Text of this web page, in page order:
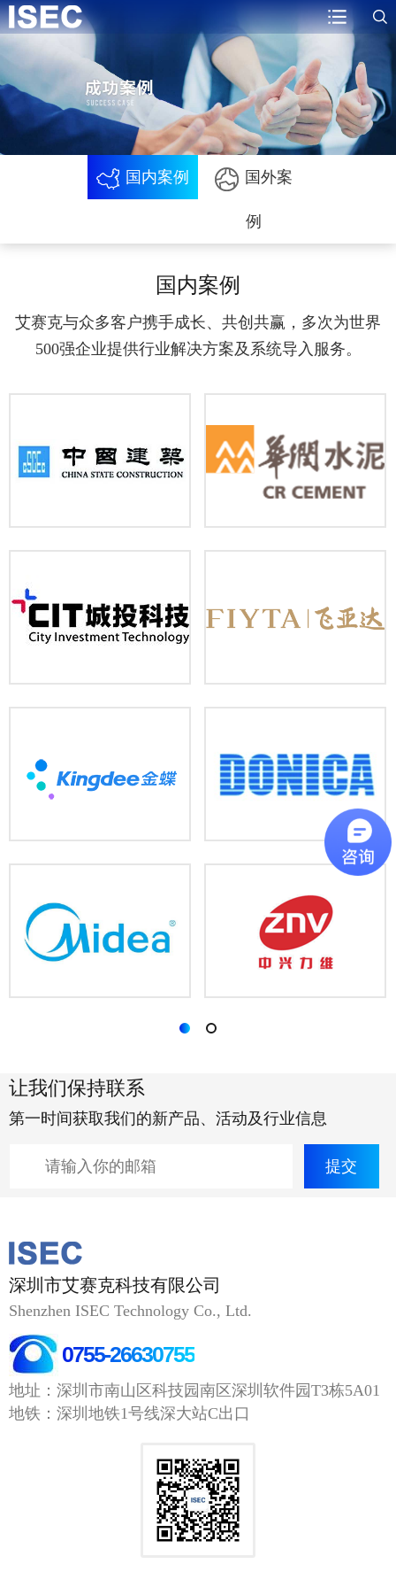
国内案例 国外案
例
国内案例
艾赛克与众多客户携手成长、共创共赢，多次为世界
500强企业提供行业解决方案及系统导入服务。
让我们保持联系
第一时间获取我们的新产品、活动及行业信息
深圳市艾赛克科技有限公司
Shenzhen ISEC Technology Co., Ltd.
0755-26630755
地址：深圳市南山区科技园南区深圳软件园T3栋5A01
地铁：深圳地铁1号线深大站C出口